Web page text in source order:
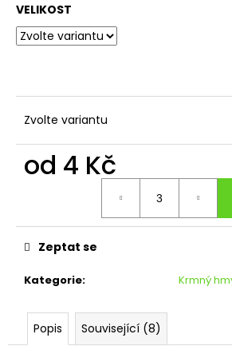
VELIKOST
Zvolte variantu
od 4 Kč
Kategorie: Krmný
Zeptat se
Popis Související (8)
r
u
č
e
m
e